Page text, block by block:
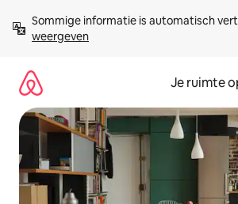
direct
naar
Sommige informatie is automatisch
weergeven
Je ruimte